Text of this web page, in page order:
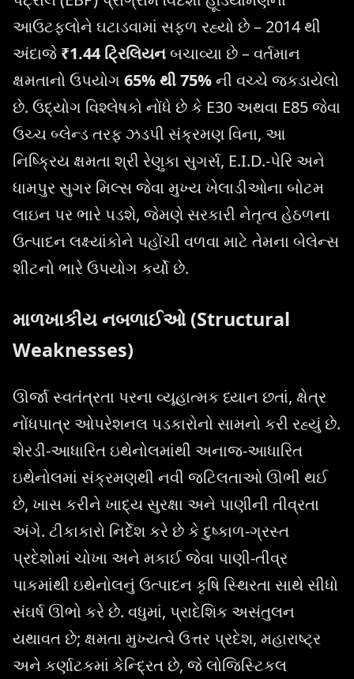
આઉટફ્લોને ઘટાડવામાં સફળ રહ્યો છે – 2014 થી
અંદાજે ₹1.44 ટ્રિલિયનબચાવ્યા છે – વર્તમાન
ક્ષમતાનો ઉપયોગ 65% થી 75%ની વચ્ચે જકડાયેલો
છે. ઉદ્યોગ વિશ્લેષકો નોંધે છે કે E30 અથવા E85 જેવા
ઉચ્ચ બ્લેન્ડ તરફ ઝડપી સંક્રમણ વિના, આ
નિષ્ક્રિય ક્ષમતા શ્રી રેણુકા સુગર્સ, E.I.D.-પેરિ અને
ધામપુર સુગર મિલ્સ જેવા મુખ્ય ખેલાડીઓના બોટમ
લાઇન પર ભારે પડશે, જેમણે સરકારી નેતૃત્વ હેઠળના
ઉત્પાદન લક્ષ્યાંકોને પહોંચી વળવા માટે તેમના બેલેન્સ
શીટનો ભારે ઉપયોગ કર્યો છે.
માળખાકીય નબળાઈઓ (Structural
Weaknesses)
ઊર્જા સ્વતંત્રતા પરના વ્યૂહાત્મક ધ્યાન છતાં, ક્ષેત્ર
નોંધપાત્ર ઓપરેશનલ પડકારોનો સામનો કરી રહ્યું છે.
શેરડી-આધારિત ઇથેનોલમાંથી અનાજ-આધારિત
ઇથેનોલમાં સંક્રમણથી નવી જટિલતાઓ ઊભી થઈ
છે, ખાસ કરીને ખાદ્ય સુરક્ષા અને પાણીની તીવ્રતા
અંગે. ટીકાકારો નિર્દેશ કરે છે કે દુષ્કાળ-ગ્રસ્ત
પ્રદેશોમાં ચોખા અને મકાઈ જેવા પાણી-તીવ્ર
પાકમાંથી ઇથેનોલનું ઉત્પાદન કૃષિ સ્થિરતા સાથે સીધો
સંઘર્ષ ઊભો કરે છે. વધુમાં, પ્રાદેશિક અસંતુલન
યથાવત છે; ક્ષમતા મુખ્યત્વે ઉત્તર પ્રદેશ, મહારાષ્ટ્ર
અને કર્ણાટકમાં કેન્દ્રિત છે, જે લોજિસ્ટિકલ